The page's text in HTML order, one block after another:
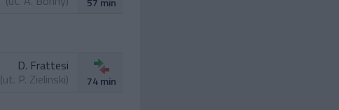
D. Frattesi
(ut. P. Zielinski) 74 min